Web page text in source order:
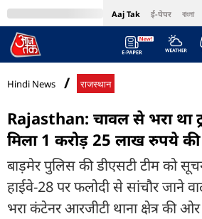
Aaj Tak ई-पेपर বাংলা
MumbaiTak Cosmopolitan
Hindi News राजस्थान
Rajasthan: चावल से भरा था
मिला 1 करोड़ 25 लाख रुपये
बाड़मेर पुलिस की डीएसटी टीम को
हाईवे-28 पर फलोदी से सांचौर जाने
भरा कंटेनर आरजीटी थाना क्षेत्र की